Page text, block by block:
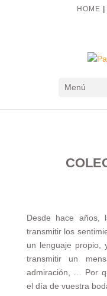
HOME
Menú
Desde hace años,
transmitir los
un lenguaje propio,
transmitir un
admiración, … Por
el día de vuestra